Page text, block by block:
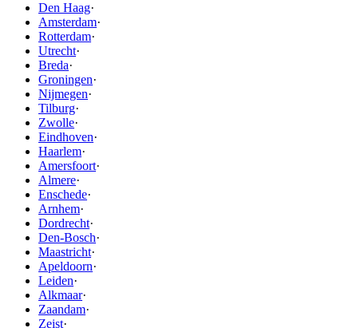
Den Haag·
Amsterdam·
Rotterdam·
Utrecht·
Breda·
Groningen·
Nijmegen·
Tilburg·
Zwolle·
Eindhoven·
Haarlem·
Amersfoort·
Almere·
Enschede·
Arnhem·
Dordrecht·
Den-Bosch·
Maastricht·
Apeldoorn·
Leiden·
Alkmaar·
Zaandam·
Zeist·